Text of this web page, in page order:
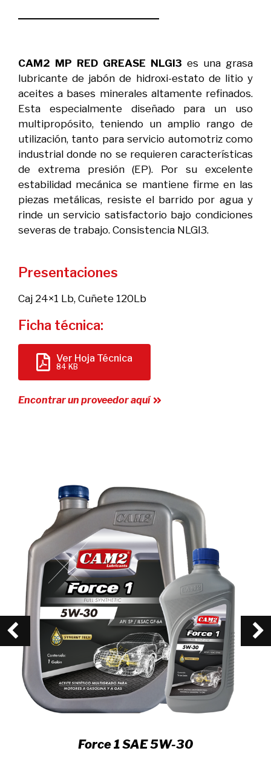
CAM2 MP RED GREASE NLGI3 es una grasa
lubricante de jabón de hidroxi-estato de litio y
aceites a bases minerales altamente refinados.
Esta especialmente diseñado para un uso
multipropósito, teniendo un amplio rango de
utilización, tanto para servicio automotriz como
industrial donde no se requieren características
de extrema presión (EP). Por su excelente
estabilidad mecánica se mantiene firme en las
piezas metálicas, resiste el barrido por agua y
rinde un servicio satisfactorio bajo condiciones
severas de trabajo. Consistencia NLGI3.
Presentaciones
Caj 24×1 Lb, Cuñete 120Lb
Ficha técnica:
Ver Hoja Técnica
84 KB
Encontrar un proveedor aquí
Rockdrill Oil